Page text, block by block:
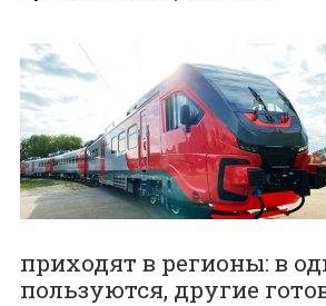
приходят в регионы: в
пользуются, другие